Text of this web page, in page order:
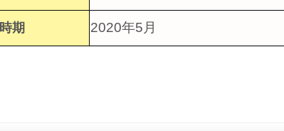
期 2020年5月